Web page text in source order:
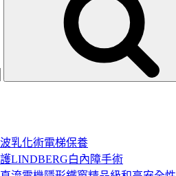
乳化術電梯保養
LINDBERG白內障手術